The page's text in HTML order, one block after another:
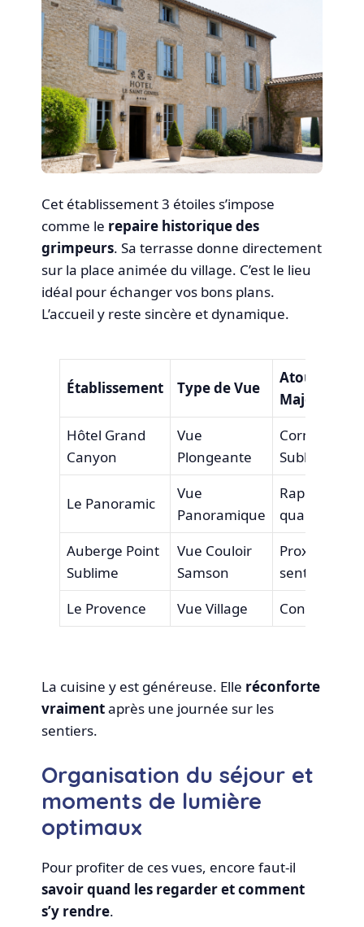
Cet établissement 3 étoiles s’impose
comme le repaire historique des
grimpeurs. Sa terrasse donne directement
sur la place animée du village. C’est le lieu
idéal pour échanger vos bons plans.
L’accueil y reste sincère et dynamique.
Établissement Type de Vue
Atout
Majeur
Hôtel Grand
Canyon
Vue
Plongeante
Corniche
Sublime
Le Panoramic
Vue
Panoramique
Rapport
qualité-prix
Auberge Point
Sublime
Vue Couloir
Samson
Proximité
sentiers
Le Provence
Vue Village Convivialité
La cuisine y est généreuse. Elle réconforte
vraimentaprès une journée sur les
sentiers.
Organisation du séjour et
moments de lumière
optimaux
Pour profiter de ces vues, encore faut-il
savoir quand les regarder et comment
s’y rendre.